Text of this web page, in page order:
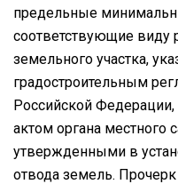
предельные
соответствующие виду
земельного участка,
градостроительным
Российской
актом органа местного
утвержденными в
отвода земель. Прочерк